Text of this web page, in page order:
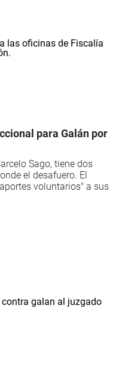
para Galán por
Sago, tiene dos
el desafuero. El
voluntarios" a sus